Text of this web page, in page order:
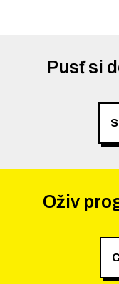
Pusť si
Oživ